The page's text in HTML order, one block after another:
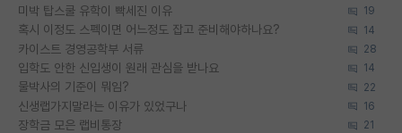
미박 탑스쿨 유학이 빡세진 이유 19
혹시 이정도 스펙이면 어느정도 잡고 준비해야하나요? 14
카이스트 경영공학부 서류 28
입학도 안한 신입생이 원래 관심을 받나요 14
물박사의 기준이 뭐임? 22
신생랩가지말라는 이유가 있었구나 16
장학금 모은 랩비통장 21